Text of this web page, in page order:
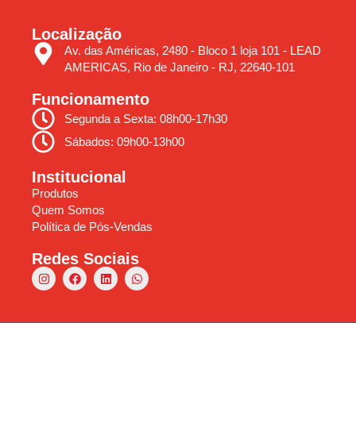
Localização
Av. das Américas, 2480 - Bloco 1 loja 101 - LEAD
AMERICAS, Rio de Janeiro - RJ, 22640-101
Funcionamento
Segunda a Sexta: 08h00-17h30
Sábados: 09h00-13h00
Institucional
Produtos
Quem Somos
Política de Pós-Vendas
Redes Sociais